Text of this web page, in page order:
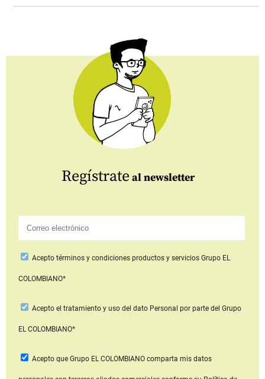
Regístrate al newsletter
Aceptotérminos y condiciones productos y serviciosGrupo EL
COLOMBIANO*
Acepto el tratamiento y uso del dato Personal por parte del Grupo
EL COLOMBIANO*
Acepto que Grupo EL COLOMBIANOcomparta mis datos